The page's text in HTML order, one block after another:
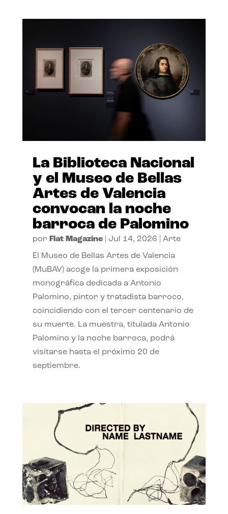
La Biblioteca Nacional
y el Museo de Bellas
Artes de Valencia
convocan la noche
barroca de Palomino
por Flat Magazine| Jul 14, 2026 Arte
El Museo de Bellas Artes de Valencia
(MuBAV) acoge la primera exposición
monográfica dedicada a Antonio
Palomino, pintor y tratadista barroco,
coincidiendo con el tercer centenario de
su muerte. La muestra, titulada Antonio
Palomino y la noche barroca, podrá
visitarse hasta el próximo 20 de
septiembre.